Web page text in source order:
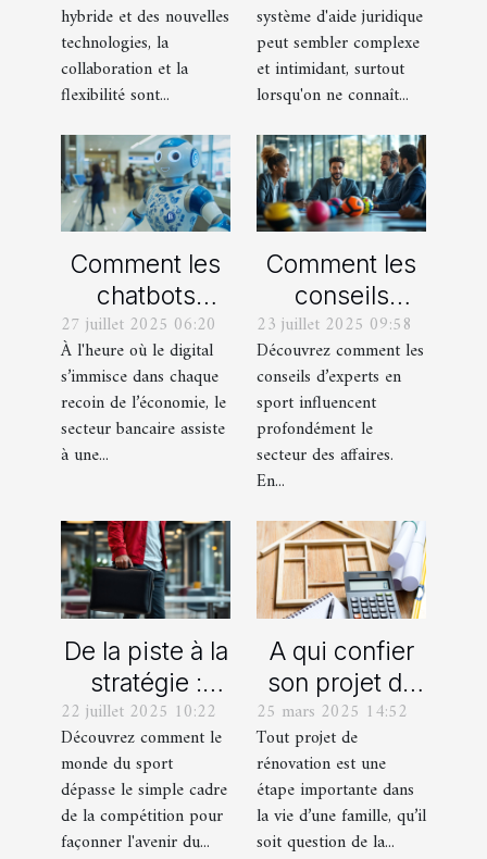
espaces de
travail
modernes
hybride et des nouvelles
technologies, la
collaboration et la
flexibilité sont...
d'aide
juridique
système d'aide juridique
peut sembler complexe
et intimidant, surtout
lorsqu'on ne connaît...
Comment les
chatbots
transforment-
ils le service
client dans le
secteur
bancaire ?
27 juillet 2025 06:20
À l'heure où le digital
s’immisce dans chaque
recoin de l’économie, le
secteur bancaire assiste
à une...
Comment les
conseils
d'experts en
sport
peuvent-ils
transformer le
secteur des
23 juillet 2025 09:58
Découvrez comment les
conseils d’experts en
sport influencent
profondément le
secteur des affaires.
En...
De la piste à la
stratégie :
quand les
athlètes
influencent les
grandes
entreprises ?
22 juillet 2025 10:22
Découvrez comment le
monde du sport
dépasse le simple cadre
de la compétition pour
façonner l'avenir du...
A qui confier
son projet de
rénovation à
Bordeaux ?
25 mars 2025 14:52
Tout projet de
rénovation est une
étape importante dans
la vie d’une famille, qu’il
soit question de la...